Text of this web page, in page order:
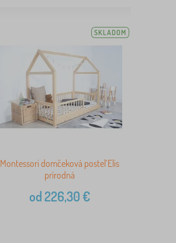
SKLADOM
Montessori domčeková posteľ Elis
prírodná
od226,30€